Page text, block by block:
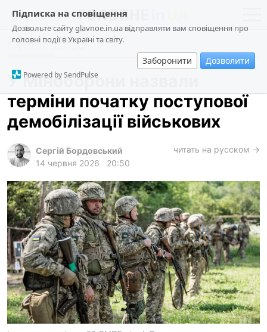
Підписка на сповіщення
Дозвольте сайту glavnoe.in.ua відправляти вам сповіщення про
головні події в Україні та світу.
Заборонити Дозволити
Powered by SendPulse
новини
про проєкт
суспільство
події
кримінал
лонгріди
харків
архів
gambling
ua ru en
Суспільство
У Міноборони назвали
терміни початку поступової
демобілізації військових
Сергій Бордовський
14 червня 2026
20:50
читать на русском →